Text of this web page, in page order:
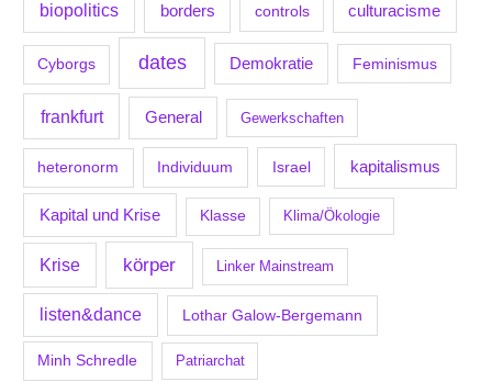
biopolitics borders controls culturacisme
Cyborgs dates Demokratie Feminismus
frankfurt General Gewerkschaften
heteronorm Individuum Israel kapitalismus
Kapital und Krise Klasse Klima/Ökologie
Krise körper Linker Mainstream
listen&dance Lothar Galow-Bergemann
Minh Schredle Patriarchat